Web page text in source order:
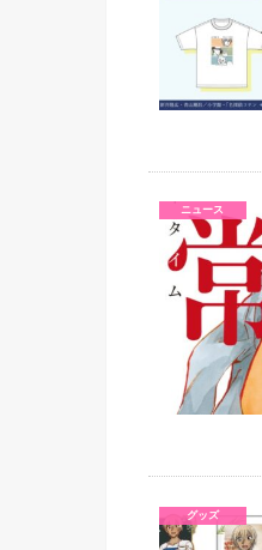
ニュース
グッズ